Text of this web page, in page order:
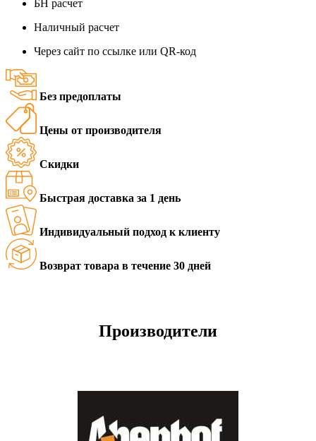
БН расчет
Наличный расчет
Через сайт по ссылке или QR-код
Без предоплаты
Цены от производителя
Скидки
Быстрая доставка за 1 день
Индивидуальный подход к клиенту
Возврат товара в течение 30 дней
Производители